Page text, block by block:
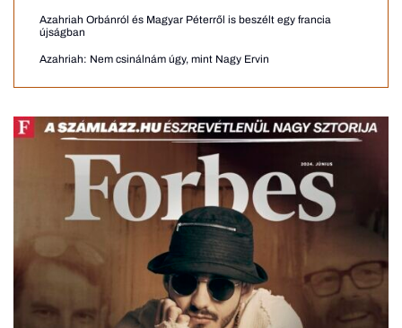
Azahriah Orbánról és Magyar Péterről is beszélt egy francia
újságban
Azahriah: Nem csinálnám úgy, mint Nagy Ervin